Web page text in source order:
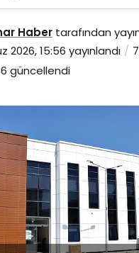
Haber tarafından
2026, 15:56 yayınlandı
güncellendi